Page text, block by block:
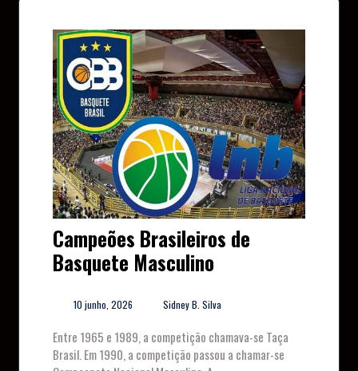
Campeões Brasileiros de
Basquete Masculino
10 junho, 2026 Sidney B. Silva
Entre 1965 e 1989, a competição chamava-se Taça
Brasil. Em 1990, a competição passou a chamar-se